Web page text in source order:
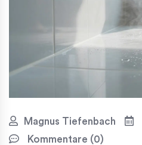
Magnus Tiefenbach
Kommentare (0)